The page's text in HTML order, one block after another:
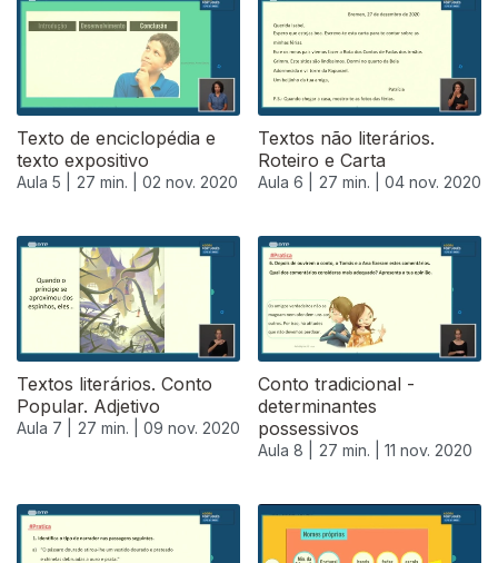
Texto de enciclopédia e
texto expositivo
Aula 5 | 27 min. | 02 nov. 2020
Textos não literários.
Roteiro e Carta
Aula 6 | 27 min. | 04 nov. 2020
Textos literários. Conto
Popular. Adjetivo
Aula 7 | 27 min. | 09 nov. 2020
Conto tradicional -
determinantes
possessivos
Aula 8 | 27 min. | 11 nov. 2020